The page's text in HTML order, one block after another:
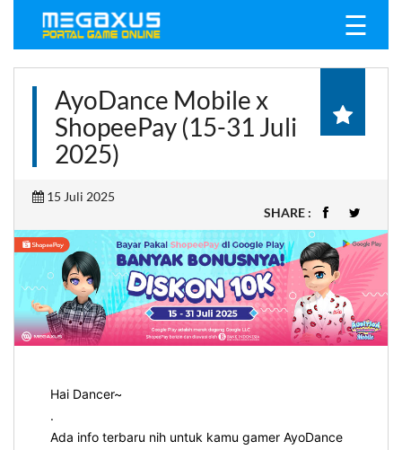
☰
AyoDance Mobile x
ShopeePay (15-31 Juli
2025)
15 Juli 2025
SHARE :
Hai Dancer~
.
Ada info terbaru nih untuk kamu gamer AyoDance